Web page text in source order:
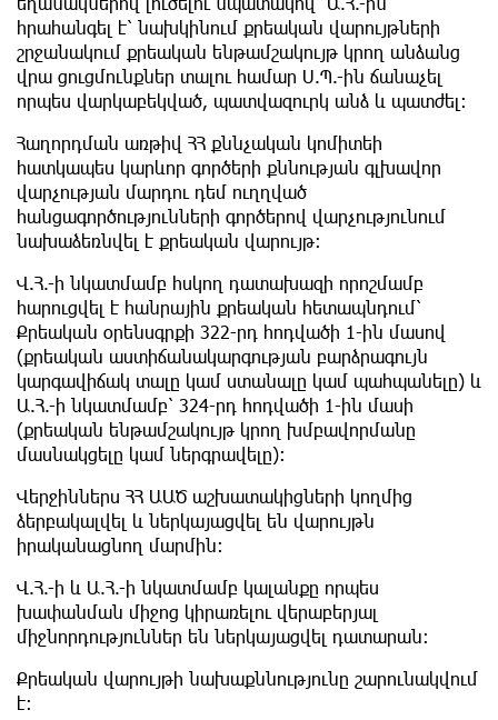
հրահանգել է՝ նախկինում քրեական վարույթների
շրջանակում քրեական ենթամշակույթ կրող անձանց
վրա ցուցմունքներ տալու համար Ս.Պ.-ին ճանաչել
որպես վարկաբեկված, պատվազուրկ անձ և պատժել:
Հաղորդման առթիվ ՀՀ քննչական կոմիտեի
հատկապես կարևոր գործերի քննության գլխավոր
վարչության մարդու դեմ ուղղված
հանցագործությունների գործերով վարչությունում
նախաձեռնվել է քրեական վարույթ։
Վ.Հ.-ի նկատմամբ հսկող դատախազի որոշմամբ
հարուցվել է հանրային քրեական հետապնդում՝
Քրեական օրենսգրքի 322-րդ հոդվածի 1-ին մասով
(քրեական աստիճանակարգության բարձրագույն
կարգավիճակ տալը կամ ստանալը կամ պահպանելը) և
Ա.Հ.-ի նկատմամբ՝ 324-րդ հոդվածի 1-ին մասի
(քրեական ենթամշակույթ կրող խմբավորմանը
մասնակցելը կամ ներգրավելը):
Վերջիններս ՀՀ ԱԱԾ աշխատակիցների կողմից
ձերբակալվել և ներկայացվել են վարույթն
իրականացնող մարմին:
Վ.Հ.-ի և Ա.Հ.-ի նկատմամբ կալանքը որպես
խափանման միջոց կիրառելու վերաբերյալ
միջնորդություններ են ներկայացվել դատարան:
Քրեական վարույթի նախաքննությունը շարունակվում
է: